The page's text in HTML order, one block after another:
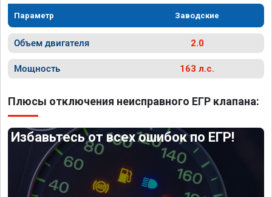
Параметр Заводские
Объем двигателя 2.0
Мощность 163 л.с.
Плюсы отключения неисправного ЕГР клапана:
Избавьтесь от всех ошибок по ЕГР!